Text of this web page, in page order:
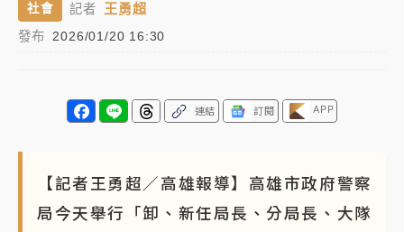
處置制度大變革！ 證交所今起縮短股票「關禁閉」天
數與撮合時間
到來時引起我的好奇
分析｜ 7月營收甫首破單月9000億元下半年續旺指
標？ 鴻海本週法說法人關注的四大重點
社會 記者 王勇超
發布 2026/01/20 16:30
連結 訂閱 APP
【記者王勇超／高雄報導】高雄市政府警察
局今天舉行「卸、新任局長、分局長、大隊